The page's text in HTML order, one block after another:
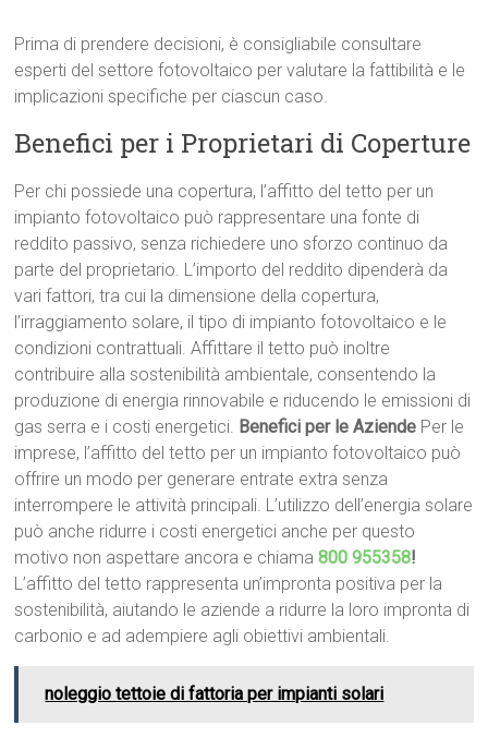
Prima di prendere decisioni, è consigliabile consultare
esperti del settore fotovoltaico per valutare la fattibilità e le
implicazioni specifiche per ciascun caso.
Benefici per i Proprietari di Coperture
Per chi possiede una copertura, l’affitto del tetto per un
impianto fotovoltaico può rappresentare una fonte di
reddito passivo, senza richiedere uno sforzo continuo da
parte del proprietario. L’importo del reddito dipenderà da
vari fattori, tra cui la dimensione della copertura,
l’irraggiamento solare, il tipo di impianto fotovoltaico e le
condizioni contrattuali. Affittare il tetto può inoltre
contribuire alla sostenibilità ambientale, consentendo la
produzione di energia rinnovabile e riducendo le emissioni di
gas serra e i costi energetici. Benefici per le Aziende Per le
imprese, l’affitto del tetto per un impianto fotovoltaico può
offrire un modo per generare entrate extra senza
interrompere le attività principali. L’utilizzo dell’energia solare
può anche ridurre i costi energetici anche per questo
motivo non aspettare ancora e chiama800 955358!
L’affitto del tetto rappresenta un’impronta positiva per la
sostenibilità, aiutando le aziende a ridurre la loro impronta di
carbonio e ad adempiere agli obiettivi ambientali.
noleggio tettoie di fattoria per impianti solari